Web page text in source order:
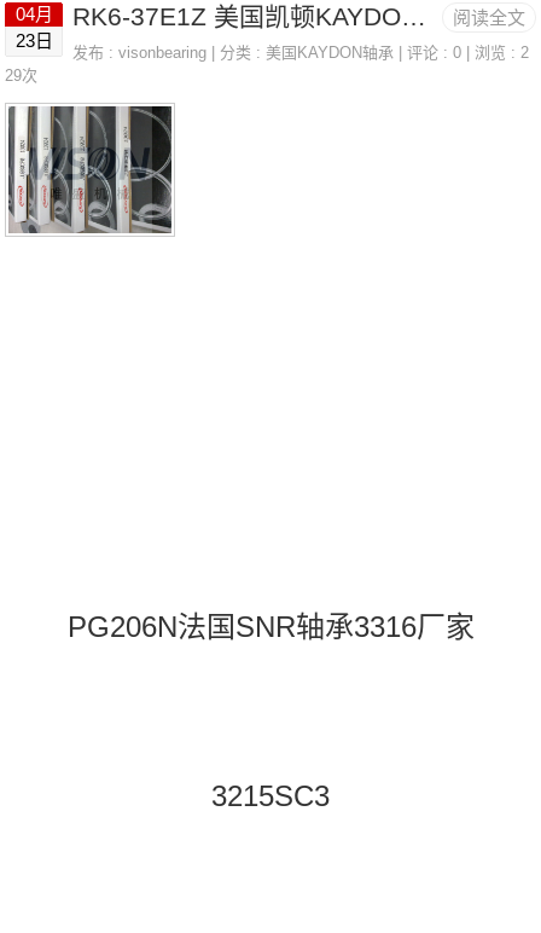
B/5K法国SNR轴承3316参数3316价格,3316采购 热销型号推
荐：3316，FCB22428H RK6-37E1Z，P4BE407-SRB-SRE
热销品牌推荐：NU205EG15NJ.2320.EMJ3033163316价格,3
316采购3316价格,3316采购CUS204法国SNR轴承3316厂
家，LU
阅读全文
04月
23日
RK6-37E1Z 美国凯顿KAYDON轴承 KD250CN0
发布 :visonbearing | 分类 :美国KAYDON轴承 | 评论 : 0 | 浏览 : 2
29次
PG206N法国SNR轴承3316厂家
3215SC3